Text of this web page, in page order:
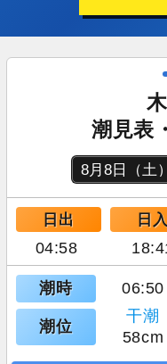
潮見表
日出 日入
04:58
潮時 06:50
潮位
干潮
58cm